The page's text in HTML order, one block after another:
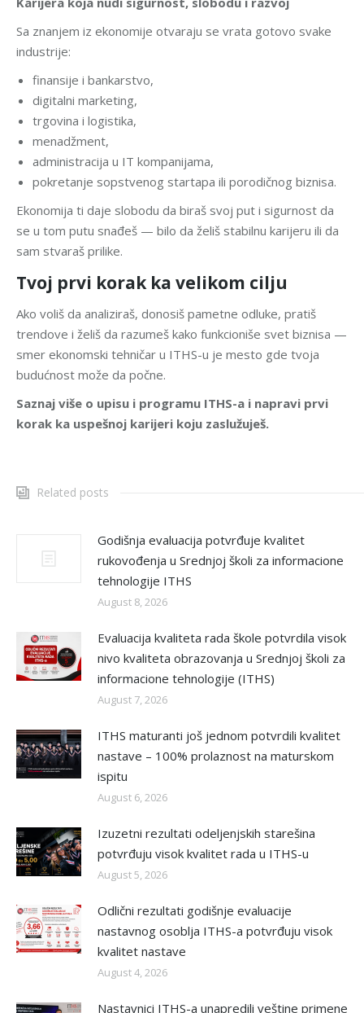
Sa znanjem iz ekonomije otvaraju se vrata gotovo svake
industrije:
finansije i bankarstvo,
digitalni marketing,
trgovina i logistika,
menadžment,
administracija u IT kompanijama,
pokretanje sopstvenog startapa ili porodičnog biznisa.
Ekonomija ti daje slobodu da biraš svoj put i sigurnost da
se u tom putu snađeš — bilo da želiš stabilnu karijeru ili da
sam stvaraš prilike.
Tvoj prvi korak ka velikom cilju
Ako voliš da analiziraš, donosiš pametne odluke, pratiš
trendove i želiš da razumeš kako funkcioniše svet biznisa —
smer ekonomski tehničar u ITHS-u je mesto gde tvoja
budućnost može da počne.
Saznaj više o upisu i programu ITHS-a i napravi prvi
korak ka uspešnoj karijeri koju zaslužuješ.
Related posts
Godišnja evaluacija potvrđuje kvalitet
rukovođenja u Srednjoj školi za informacione
tehnologije ITHS
August 8, 2026
Evaluacija kvaliteta rada škole potvrdila visok
nivo kvaliteta obrazovanja u Srednjoj školi za
informacione tehnologije (ITHS)
August 7, 2026
ITHS maturanti još jednom potvrdili kvalitet
nastave – 100% prolaznost na maturskom
ispitu
August 6, 2026
Izuzetni rezultati odeljenjskih starešina
potvrđuju visok kvalitet rada u ITHS-u
August 5, 2026
Odlični rezultati godišnje evaluacije
nastavnog osoblja ITHS-a potvrđuju visok
kvalitet nastave
August 4, 2026
Nastavnici ITHS-a unapredili veštine primene